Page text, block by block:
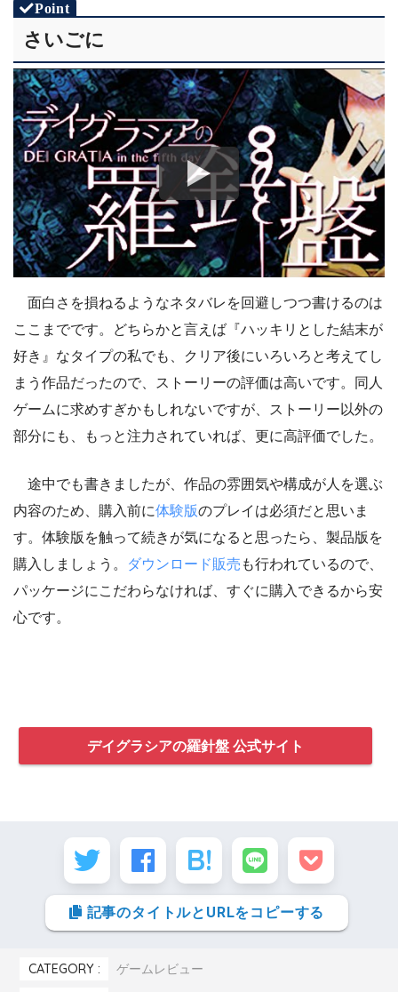
さいごに
面白さを損ねるようなネタバレを回避しつつ書けるのは
ここまでです。どちらかと言えば『ハッキリとした結末が
好き』なタイプの私でも、クリア後にいろいろと考えてし
まう作品だったので、ストーリーの評価は高いです。同人
ゲームに求めすぎかもしれないですが、ストーリー以外の
部分にも、もっと注力されていれば、更に高評価でした。
途中でも書きましたが、作品の雰囲気や構成が人を選ぶ
内容のため、購入前に体験版のプレイは必須だと思いま
す。体験版を触って続きが気になると思ったら、製品版を
購入しましょう。
ダウンロード販売 も行われているので、
パッケージにこだわらなければ、すぐに購入できるから安
心です。
デイグラシアの羅針盤 公式サイト
記事のタイトルとURLをコピーする
CATEGORY :
ゲームレビュー